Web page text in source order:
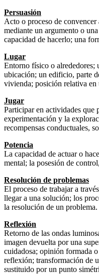
Persuasión
Acto o proceso de convencer
mediante un argumento o
capacidad de hacerlo; una
Lugar
Entorno físico o alrededores;
ubicación; un edificio, parte
vivienda; posición relativa en
Jugar
Participar en actividades
experimentación y la
recompensas conductuales,
Potencia
La capacidad de actuar o
mental; la posesión de
Resolución de problemas
El proceso de trabajar a
llegar a una solución; los
la resolución de un problema.
Reflexión
Retorno de las ondas
imagen devuelta por una
cuidadosa; opinión formada
reflexión; transformación de
sustituido por un punto